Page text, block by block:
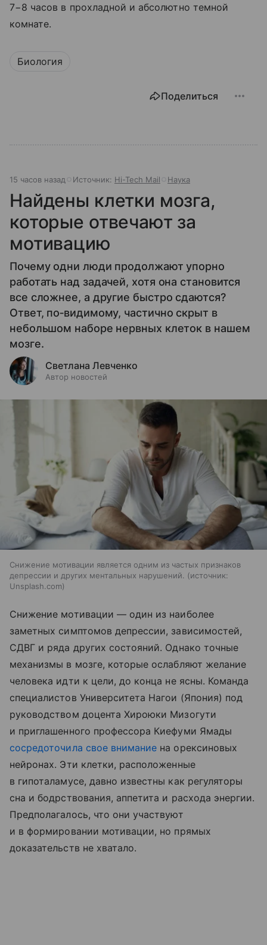
7−8 часов в прохладной и абсолютно темной
комнате.
Биология
Поделиться
15 часов назад Источник: Hi-Tech Mail Наука
Найдены клетки мозга,
которые отвечают за
мотивацию
Почему одни люди продолжают упорно
работать над задачей, хотя она становится
все сложнее, а другие быстро сдаются?
Ответ, по‑видимому, частично скрыт в
небольшом наборе нервных клеток в нашем
мозге.
Светлана Левченко
Автор новостей
Снижение мотивации является одним из частых признаков
депрессии и других ментальных нарушений.
источник:
Unsplash.com
Снижение мотивации — один из наиболее
заметных симптомов депрессии, зависимостей,
СДВГ и ряда других состояний. Однако точные
механизмы в мозге, которые ослабляют желание
человека идти к цели, до конца не ясны. Команда
специалистов Университета Нагои (Япония) под
руководством доцента Хироюки Мизогути
и приглашенного профессора Киефуми Ямады
сосредоточила свое внимание на орексиновых
нейронах. Эти клетки, расположенные
в гипоталамусе, давно известны как регуляторы
сна и бодрствования, аппетита и расхода энергии.
Предполагалось, что они участвуют
и в формировании мотивации, но прямых
доказательств не хватало.